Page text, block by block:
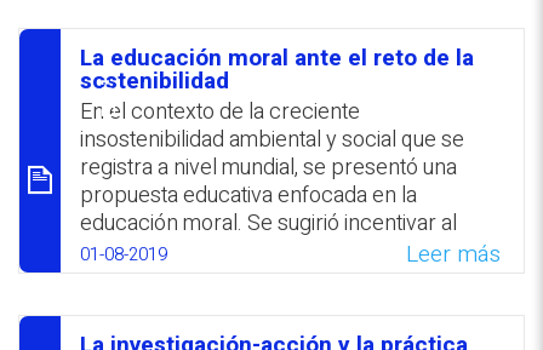
REPOSITORIO EN LÍNEA DE
CONTENIDOS ACADÉMICOS SOBRE
EDUCACIÓN Y FORMACIÓN DEL
PROFESORADO סיכום
La educación moral ante el reto de la
sostenibilidad
En el contexto de la creciente
insostenibilidad ambiental y social que se
registra a nivel mundial, se presentó una
propuesta educativa enfocada en la
educación moral. Se sugirió incentivar al
alumnado a buscar sus propias respuestas
a cuestiones relacionadas con la
sostenibilidad y justicia ambiental y social, y
en base a ellas diseñar sus propias
01-08-2019 Leer más